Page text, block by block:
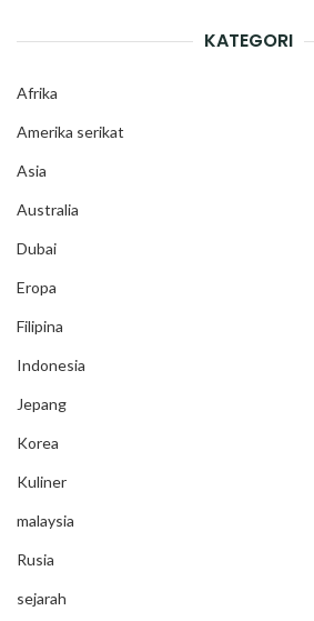
KATEGORI
Afrika
Amerika serikat
Asia
Australia
Dubai
Eropa
Filipina
Indonesia
Jepang
Korea
Kuliner
malaysia
Rusia
sejarah